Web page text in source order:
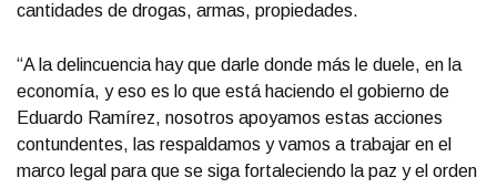
cantidades de drogas, armas, propiedades.
“A la delincuencia hay que darle donde más le duele, en la
economía, y eso es lo que está haciendo el gobierno de
Eduardo Ramírez, nosotros apoyamos estas acciones
contundentes, las respaldamos y vamos a trabajar en el
marco legal para que se siga fortaleciendo la paz y el orden